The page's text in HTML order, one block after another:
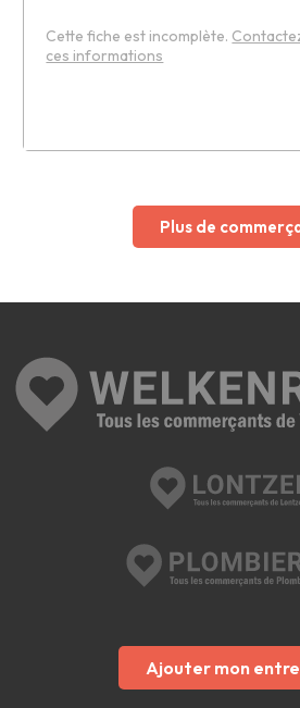
Cette fiche est incomplète.
ces informations
Plus de
Ajouter mon